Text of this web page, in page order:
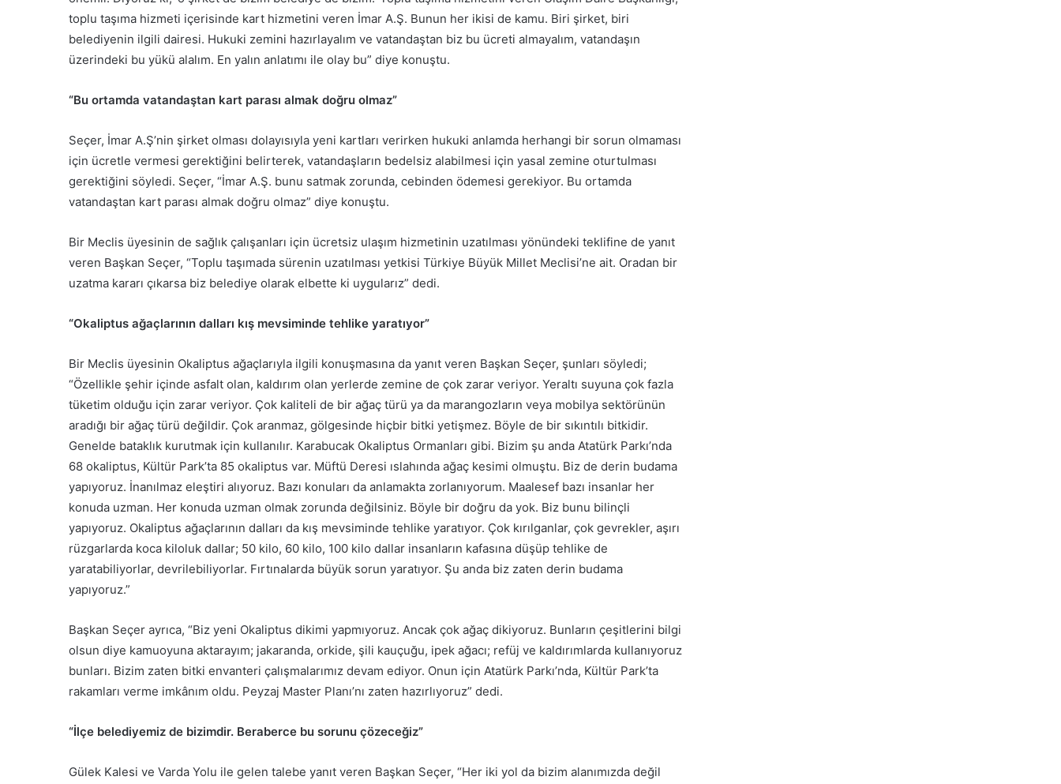
toplu taşıma hizmeti içerisinde kart hizmetini veren İmar A.Ş. Bunun her ikisi de kamu. Biri şirket, biri
belediyenin ilgili dairesi. Hukuki zemini hazırlayalım ve vatandaştan biz bu ücreti almayalım, vatandaşın
üzerindeki bu yükü alalım. En yalın anlatımı ile olay bu” diye konuştu.
“Bu ortamda vatandaştan kart parası almak doğru olmaz”
Seçer, İmar A.Ş’nin şirket olması dolayısıyla yeni kartları verirken hukuki anlamda herhangi bir sorun olmaması
için ücretle vermesi gerektiğini belirterek, vatandaşların bedelsiz alabilmesi için yasal zemine oturtulması
gerektiğini söyledi. Seçer, “İmar A.Ş. bunu satmak zorunda, cebinden ödemesi gerekiyor. Bu ortamda
vatandaştan kart parası almak doğru olmaz” diye konuştu.
Bir Meclis üyesinin de sağlık çalışanları için ücretsiz ulaşım hizmetinin uzatılması yönündeki teklifine de yanıt
veren Başkan Seçer, “Toplu taşımada sürenin uzatılması yetkisi Türkiye Büyük Millet Meclisi’ne ait. Oradan bir
uzatma kararı çıkarsa biz belediye olarak elbette ki uygularız” dedi.
“Okaliptus ağaçlarının dalları kış mevsiminde tehlike yaratıyor”
Bir Meclis üyesinin Okaliptus ağaçlarıyla ilgili konuşmasına da yanıt veren Başkan Seçer, şunları söyledi;
“Özellikle şehir içinde asfalt olan, kaldırım olan yerlerde zemine de çok zarar veriyor. Yeraltı suyuna çok fazla
tüketim olduğu için zarar veriyor. Çok kaliteli de bir ağaç türü ya da marangozların veya mobilya sektörünün
aradığı bir ağaç türü değildir. Çok aranmaz, gölgesinde hiçbir bitki yetişmez. Böyle de bir sıkıntılı bitkidir.
Genelde bataklık kurutmak için kullanılır. Karabucak Okaliptus Ormanları gibi. Bizim şu anda Atatürk Parkı’nda
68 okaliptus, Kültür Park’ta 85 okaliptus var. Müftü Deresi ıslahında ağaç kesimi olmuştu. Biz de derin budama
yapıyoruz. İnanılmaz eleştiri alıyoruz. Bazı konuları da anlamakta zorlanıyorum. Maalesef bazı insanlar her
konuda uzman. Her konuda uzman olmak zorunda değilsiniz. Böyle bir doğru da yok. Biz bunu bilinçli
yapıyoruz. Okaliptus ağaçlarının dalları da kış mevsiminde tehlike yaratıyor. Çok kırılganlar, çok gevrekler, aşırı
rüzgarlarda koca kiloluk dallar; 50 kilo, 60 kilo, 100 kilo dallar insanların kafasına düşüp tehlike de
yaratabiliyorlar, devrilebiliyorlar. Fırtınalarda büyük sorun yaratıyor. Şu anda biz zaten derin budama
yapıyoruz.”
Başkan Seçer ayrıca, “Biz yeni Okaliptus dikimi yapmıyoruz. Ancak çok ağaç dikiyoruz. Bunların çeşitlerini bilgi
olsun diye kamuoyuna aktarayım; jakaranda, orkide, şili kauçuğu, ipek ağacı; refüj ve kaldırımlarda kullanıyoruz
bunları. Bizim zaten bitki envanteri çalışmalarımız devam ediyor. Onun için Atatürk Parkı’nda, Kültür Park’ta
rakamları verme imkânım oldu. Peyzaj Master Planı’nı zaten hazırlıyoruz” dedi.
“İlçe belediyemiz de bizimdir. Beraberce bu sorunu çözeceğiz”
Gülek Kalesi ve Varda Yolu ile gelen talebe yanıt veren Başkan Seçer, “Her iki yol da bizim alanımızda değil